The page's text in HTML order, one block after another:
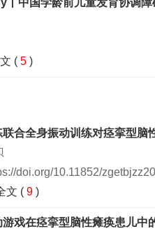
中国学龄前儿童发育协调障
( 5 )
合全身振动训练对痉挛型
doi.org/10.11852/
文 ( 9 )
戏在痉挛型脑性瘫痪患儿中